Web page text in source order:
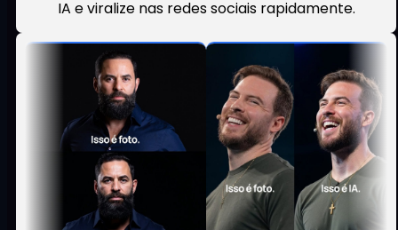
IA e viralize nas redes sociais rapidamente.